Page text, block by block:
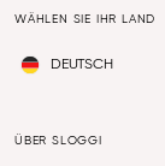
WÄHLEN SIE IHR LAND
DEUTSCH
ÜBER SLOGGI